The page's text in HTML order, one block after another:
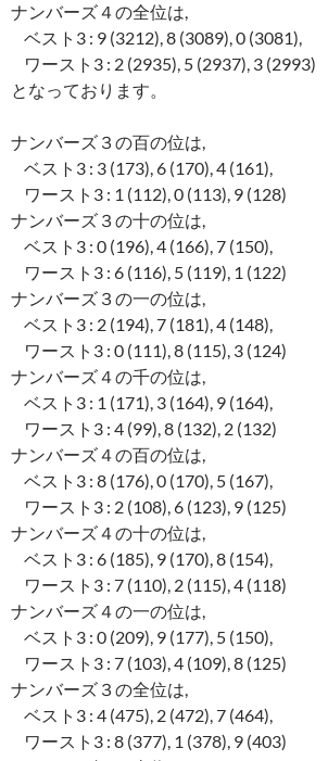
ナンバーズ４の全位は,
ベスト3 : 9 (3212), 8 (3089), 0 (3081),
ワースト3 : 2 (2935), 5 (2937), 3 (2993)
となっております。
ナンバーズ３の百の位は,
ベスト3 : 3 (173), 6 (170), 4 (161),
ワースト3 : 1 (112), 0 (113), 9 (128)
ナンバーズ３の十の位は,
ベスト3 : 0 (196), 4 (166), 7 (150),
ワースト3 : 6 (116), 5 (119), 1 (122)
ナンバーズ３の一の位は,
ベスト3 : 2 (194), 7 (181), 4 (148),
ワースト3 : 0 (111), 8 (115), 3 (124)
ナンバーズ４の千の位は,
ベスト3 : 1 (171), 3 (164), 9 (164),
ワースト3 : 4 (99), 8 (132), 2 (132)
ナンバーズ４の百の位は,
ベスト3 : 8 (176), 0 (170), 5 (167),
ワースト3 : 2 (108), 6 (123), 9 (125)
ナンバーズ４の十の位は,
ベスト3 : 6 (185), 9 (170), 8 (154),
ワースト3 : 7 (110), 2 (115), 4 (118)
ナンバーズ４の一の位は,
ベスト3 : 0 (209), 9 (177), 5 (150),
ワースト3 : 7 (103), 4 (109), 8 (125)
ナンバーズ３の全位は,
ベスト3 : 4 (475), 2 (472), 7 (464),
ワースト3 : 8 (377), 1 (378), 9 (403)